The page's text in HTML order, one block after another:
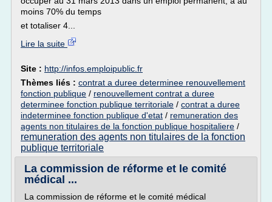
moins 70% du temps
et totaliser 4...
Lire la suite
Site : http://infos.emploipublic.fr
Thèmes liés : contrat a duree determinee renouvellement
fonction publique / renouvellement contrat a duree
determinee fonction publique territoriale / contrat a duree
indeterminee fonction publique d'etat / remuneration des
agents non titulaires de la fonction publique hospitaliere /
remuneration des agents non titulaires de la fonction
publique territoriale
La commission de réforme et le comité
médical ...
La commission de réforme et le comité médical